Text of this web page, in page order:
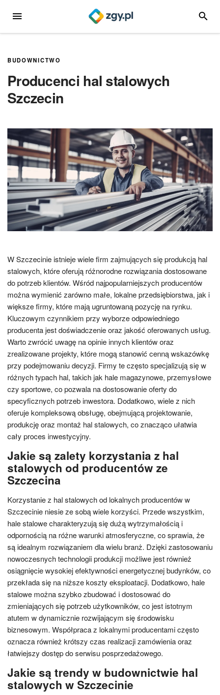
MENU
BUDOWNICTWO
Producenci hal stalowych
Szczecin
W Szczecinie istnieje wiele firm zajmujących się produkcją hal
stalowych, które oferują różnorodne rozwiązania dostosowane
do potrzeb klientów. Wśród najpopularniejszych producentów
można wymienić zarówno małe, lokalne przedsiębiorstwa, jak i
większe firmy, które mają ugruntowaną pozycję na rynku.
Kluczowym czynnikiem przy wyborze odpowiedniego
producenta jest doświadczenie oraz jakość oferowanych usług.
Warto zwrócić uwagę na opinie innych klientów oraz
zrealizowane projekty, które mogą stanowić cenną wskazówkę
przy podejmowaniu decyzji. Firmy te często specjalizują się w
różnych typach hal, takich jak hale magazynowe, przemysłowe
czy sportowe, co pozwala na dostosowanie oferty do
specyficznych potrzeb inwestora. Dodatkowo, wiele z nich
oferuje kompleksową obsługę, obejmującą projektowanie,
produkcję oraz montaż hal stalowych, co znacząco ułatwia
cały proces inwestycyjny.
Jakie są zalety korzystania z hal
stalowych od producentów ze
Szczecina
Korzystanie z hal stalowych od lokalnych producentów w
Szczecinie niesie ze sobą wiele korzyści. Przede wszystkim,
hale stalowe charakteryzują się dużą wytrzymałością i
odpornością na różne warunki atmosferyczne, co sprawia, że
są idealnym rozwiązaniem dla wielu branż. Dzięki zastosowaniu
nowoczesnych technologii produkcji możliwe jest również
osiągnięcie wysokiej efektywności energetycznej budynków, co
przekłada się na niższe koszty eksploatacji. Dodatkowo, hale
stalowe można szybko zbudować i dostosować do
zmieniających się potrzeb użytkowników, co jest istotnym
atutem w dynamicznie rozwijającym się środowisku
biznesowym. Współpraca z lokalnymi producentami często
oznacza również krótszy czas realizacji zamówienia oraz
łatwiejszy dostęp do serwisu posprzedażowego.
Jakie są trendy w budownictwie hal
stalowych w Szczecinie